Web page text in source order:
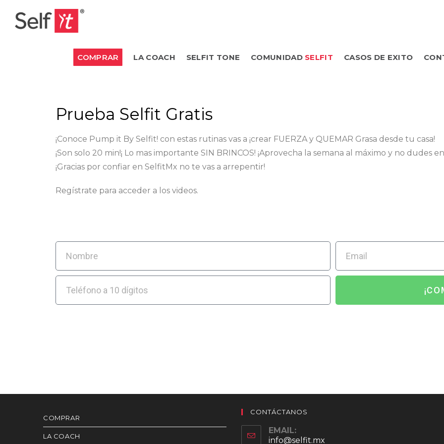
COMPRAR LA COACH SELFIT TONE COMUNIDAD SELFIT CASOS DE EXITO
Prueba Selfit Gratis
¡Conoce Pump it By Selfit! con estas rutinas vas a ¡crear FUERZA y QUEMAR Grasa desde tu casa!
¡Son solo 20 min!¡ Lo mas importante SIN BRINCOS! ¡Aprovecha la semana al máximo y no
¡Gracias por confiar en SelfitMx no te vas a arrepentir!
Regístrate para acceder a los videos.
COMPRAR
LA COACH
CONTÁCTANOS
EMAIL:
info@selfit.mx